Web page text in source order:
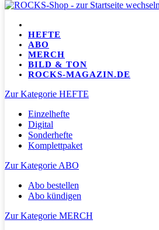
HEFTE
ABO
MERCH
BILD & TON
ROCKS-MAGAZIN.DE
Zur Kategorie HEFTE
Einzelhefte
Digital
Sonderhefte
Komplettpaket
Zur Kategorie ABO
Abo bestellen
Abo kündigen
Zur Kategorie MERCH